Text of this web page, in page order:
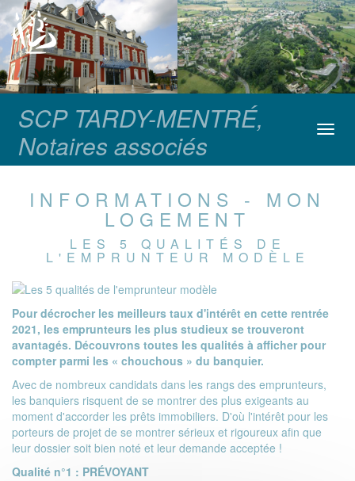
SCP TARDY-MENTRÉ,
Notaires associés
INFORMATIONS - MON
LOGEMENT
LES 5 QUALITÉS DE
L'EMPRUNTEUR MODÈLE
Pour décrocher les meilleurs taux d'intérêt en cette rentrée
2021, les emprunteurs les plus studieux se trouveront
avantagés. Découvrons toutes les qualités à afficher pour
compter parmi les « chouchous » du banquier.
Avec de nombreux candidats dans les rangs des emprunteurs,
les banquiers risquent de se montrer des plus exigeants au
moment d'accorder les prêts immobiliers. D'où l'intérêt pour les
porteurs de projet de se montrer sérieux et rigoureux afin que
leur dossier soit bien noté et leur demande acceptée !
Qualité n°1 : PRÉVOYANT